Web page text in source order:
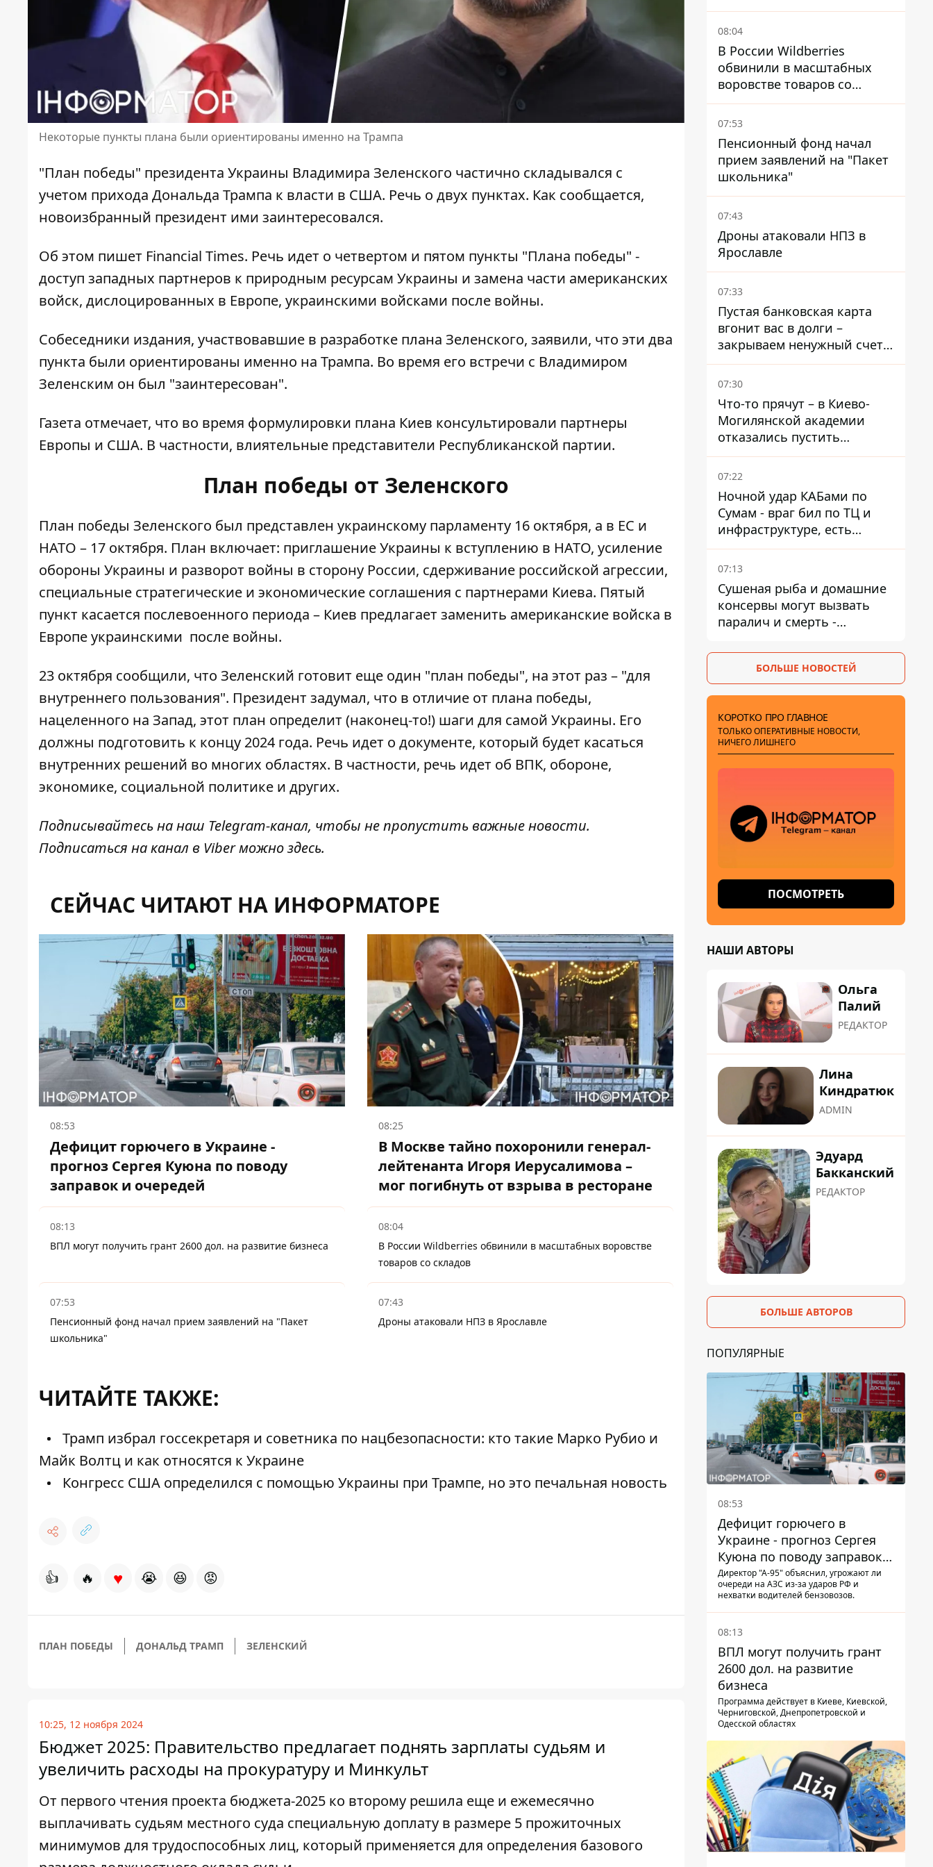
Некоторые пункты плана были ориентированы именно на Трампа
"План победы" президента Украины Владимира Зеленского частично складывался с
учетом прихода Дональда Трампа к власти в США. Речь о двух пунктах. Как сообщается,
новоизбранный президент ими заинтересовался.
Об этом пишет Financial Times. Речь идет о четвертом и пятом пункты "Плана победы" -
доступ западных партнеров к природным ресурсам Украины и замена части американских
войск, дислоцированных в Европе, украинскими войсками после войны.
Собеседники издания, участвовавшие в разработке плана Зеленского, заявили, что эти два
пункта были ориентированы именно на Трампа. Во время его встречи с Владимиром
Зеленским он был "заинтересован".
Газета отмечает, что во время формулировки плана Киев консультировали партнеры
Европы и США. В частности, влиятельные представители Республиканской партии.
План победы от Зеленского
План победы Зеленского был представлен украинскому парламенту 16 октября, а в ЕС и
НАТО – 17 октября. План включает: приглашение Украины к вступлению в НАТО, усиление
обороны Украины и разворот войны в сторону России, сдерживание российской агрессии,
специальные стратегические и экономические соглашения с партнерами Киева. Пятый
пункт касается послевоенного периода – Киев предлагает заменить американские войска в
Европе украинскими после войны.
23 октября сообщили, что Зеленский готовит еще один "план победы", на этот раз – "для
внутреннего пользования". Президент задумал, что в отличие от плана победы,
нацеленного на Запад, этот план определит (наконец-то!) шаги для самой Украины. Его
должны подготовить к концу 2024 года. Речь идет о документе, который будет касаться
внутренних решений во многих областях. В частности, речь идет об ВПК, обороне,
экономике, социальной политике и других.
Подписывайтесь на наш Telegram-канал, чтобы не пропустить важные новости.
Подписаться на канал в Viber можноздесь.
СЕЙЧАС ЧИТАЮТ НА ИНФОРМАТОРЕ
08:53
Дефицит горючего в Украине -
прогноз Сергея Куюна по поводу
заправок и очередей
08:25
В Москве тайно похоронили генерал-
лейтенанта Игоря Иерусалимова –
мог погибнуть от взрыва в ресторане
08:13
ВПЛ могут получить грант 2600 дол. на развитие бизнеса
08:04
В России Wildberries обвинили в масштабных воровстве
товаров со складов
07:53
Пенсионный фонд начал прием заявлений на "Пакет
школьника"
07:43
Дроны атаковали НПЗ в Ярославле
ЧИТАЙТЕ ТАКЖЕ:
Трамп избрал госсекретаря и советника по нацбезопасности: кто такие Марко Рубио и
Майк Волтц и как относятся к Украине
Конгресс США определился с помощью Украины при Трампе, но это печальная новость
👍 🔥 ♥ 😭 😆 😡
ПЛАН ПОБЕДЫ ДОНАЛЬД ТРАМП ЗЕЛЕНСКИЙ
10:25, 12 ноября 2024
Бюджет 2025: Правительство предлагает поднять зарплаты судьям и
увеличить расходы на прокуратуру и Минкульт
От первого чтения проекта бюджета-2025 ко второму решила еще и ежемесячно
выплачивать судьям местного суда специальную доплату в размере 5 прожиточных
минимумов для трудоспособных лиц, который применяется для определения базового
08:04
В России Wildberries
обвинили в масштабных
воровстве товаров со
складов
07:53
Пенсионный фонд начал
прием заявлений на "Пакет
школьника"
07:43
Дроны атаковали НПЗ в
Ярославле
07:33
Пустая банковская карта
вгонит вас в долги –
закрываем ненужный счет
правильно
07:30
Что-то прячут – в Киево-
Могилянской академии
отказались пустить
комиссию по охране
памятников на территорию
07:22
Ночной удар КАБами по
Сумам - враг бил по ТЦ и
инфраструктуре, есть
ранены
07:13
Сушеная рыба и домашние
консервы могут вызвать
паралич и смерть -
предупреждает о ботулизме
БОЛЬШЕ НОВОСТЕЙ
КОРОТКО ПРО ГЛАВНОЕ
ТОЛЬКО ОПЕРАТИВНЫЕ НОВОСТИ,
НИЧЕГО ЛИШНЕГО
ПОСМОТРЕТЬ
НАШИ АВТОРЫ
Ольга
Палий
РЕДАКТОР
Лина
Киндратюк
ADMIN
Эдуард
Бакканский
РЕДАКТОР
БОЛЬШЕ АВТОРОВ
ПОПУЛЯРНЫЕ
08:53
Дефицит горючего в
Украине - прогноз Сергея
Куюна по поводу заправок и
очередей
Директор "А-95" объяснил, угрожают ли
очереди на АЗС из-за ударов РФ и
нехватки водителей бензовозов.
08:13
ВПЛ могут получить грант
2600 дол. на развитие
бизнеса
Программа действует в Киеве, Киевской,
Черниговской, Днепропетровской и
Одесской областях